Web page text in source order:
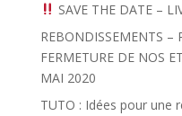
SAVE THE DATE –
REBONDISSEMENTS –
FERMETURE DE NOS
MAI 2020
TUTO : Idées pour une